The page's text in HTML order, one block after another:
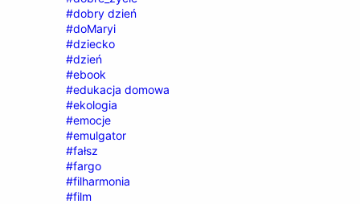
#dobry dzień
#doMaryi
#dziecko
#dzień
#ebook
#edukacja domowa
#ekologia
#emocje
#emulgator
#fałsz
#fargo
#filharmonia
#film